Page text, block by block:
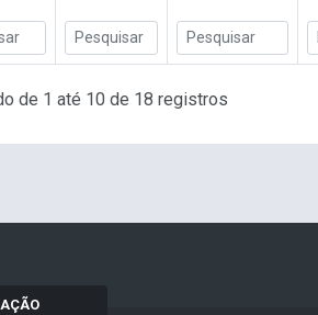
de 1 até 10 de 18 registros